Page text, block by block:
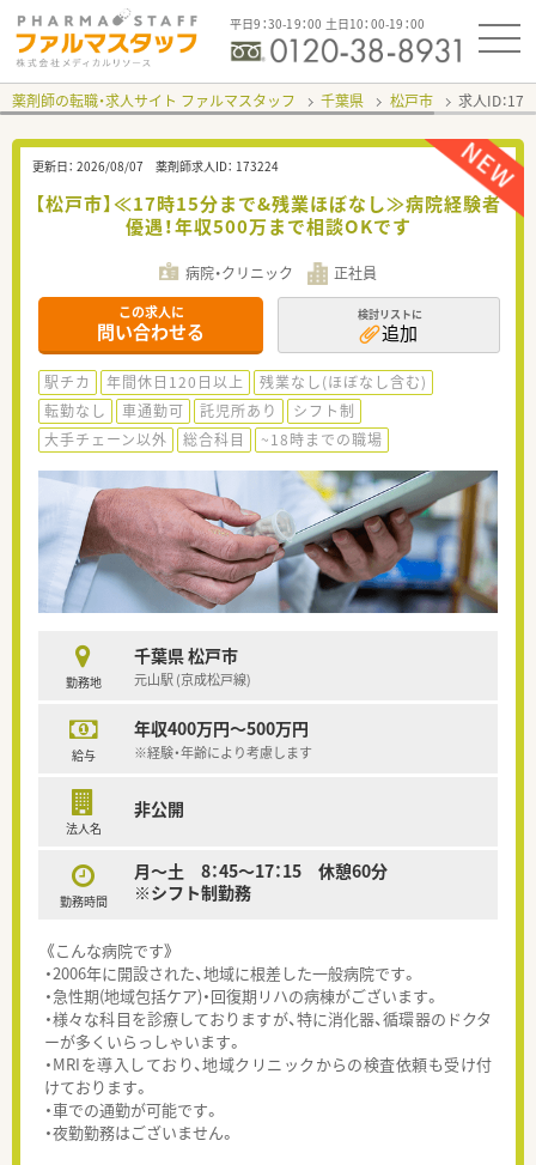
平日9：30-19：00 土日10：00-19：00
薬剤師の転職・求人サイト ファルマスタッフ 千葉県 松戸市 求人ID：
更新日： 2026/08/07 薬剤師求人ID： 173224
【松戸市】≪17時15分まで&残業ほぼなし≫病院経験者
優遇！年収500万まで相談OKです
病院・クリニック 正社員
この求人に
問い合わせる
検討リストに
追加
駅チカ 年間休日120日以上
残業なし(ほぼなし含む)
転勤なし
車通勤可 託児所あり
シフト制
大手チェーン以外
総合科目 ~18時までの職場
勤務地
千葉県 松戸市
元山駅 (京成松戸線)
給与
年収400万円～500万円
※経験・年齢により考慮します
法人名
非公開
勤務時間
月～土 8：45～17：15 休憩60分
※シフト制勤務
《こんな病院です》
・2006年に開設された、地域に根差した一般病院です。
・急性期(地域包括ケア)・回復期リハの病棟がございます。
・様々な科目を診療しておりますが、特に消化器、循環器のドクタ
ーが多くいらっしゃいます。
・MRIを導入しており、地域クリニックからの検査依頼も受け付
けております。
・車での通勤が可能です。
・夜勤勤務はございません。